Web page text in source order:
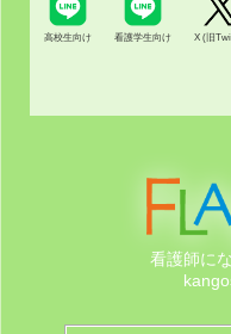
高校生向け 看護学生向け X (旧
看護師に